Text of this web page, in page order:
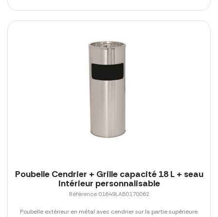
Poubelle Cendrier + Grille capacité 18 L + seau
intérieur personnalisable
Référence 01649LAB0170062
Poubelle extérieur en métal avec cendrier sur la partie supérieure.